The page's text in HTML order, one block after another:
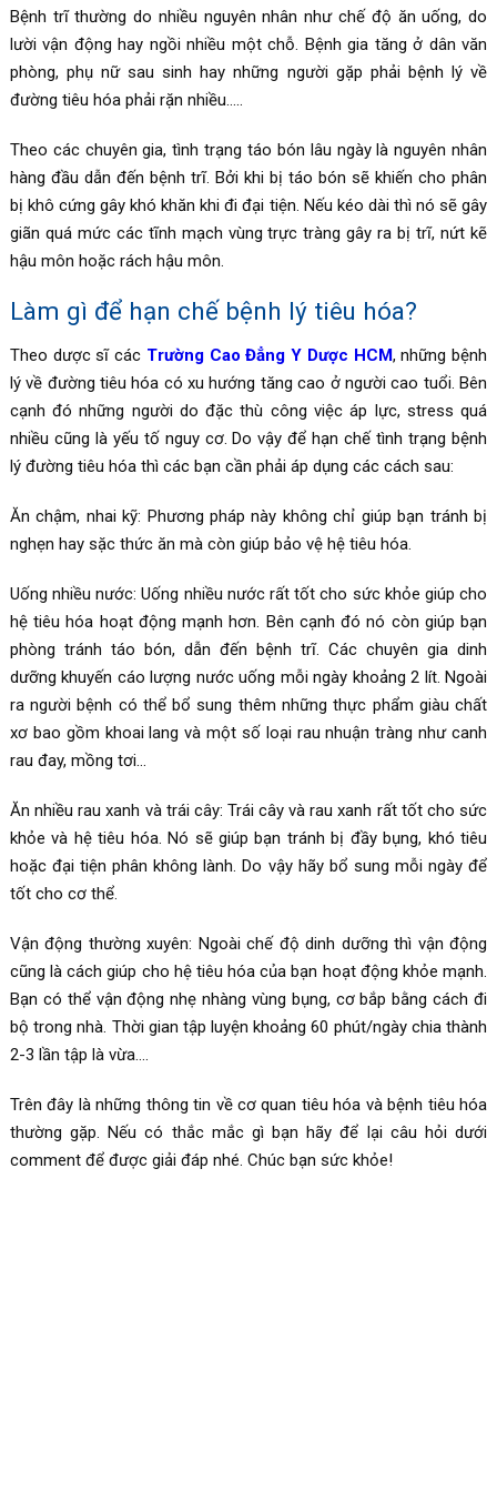
Bệnh trĩ thường do nhiều nguyên nhân như chế độ ăn uống, do
lười vận động hay ngồi nhiều một chỗ. Bệnh gia tăng ở dân văn
phòng, phụ nữ sau sinh hay những người gặp phải bệnh lý về
đường tiêu hóa phải rặn nhiều…..
Theo các chuyên gia, tình trạng táo bón lâu ngày là nguyên nhân
hàng đầu dẫn đến bệnh trĩ. Bởi khi bị táo bón sẽ khiến cho phân
bị khô cứng gây khó khăn khi đi đại tiện. Nếu kéo dài thì nó sẽ gây
giãn quá mức các tĩnh mạch vùng trực tràng gây ra bị trĩ, nứt kẽ
hậu môn hoặc rách hậu môn.
Làm gì để hạn chế bệnh lý tiêu hóa?
Theo dược sĩ các Trường Cao Đẳng Y Dược HCM, những bệnh
lý về đường tiêu hóa có xu hướng tăng cao ở người cao tuổi. Bên
cạnh đó những người do đặc thù công việc áp lực, stress quá
nhiều cũng là yếu tố nguy cơ. Do vậy để hạn chế tình trạng bệnh
lý đường tiêu hóa thì các bạn cần phải áp dụng các cách sau:
Ăn chậm, nhai kỹ: Phương pháp này không chỉ giúp bạn tránh bị
nghẹn hay sặc thức ăn mà còn giúp bảo vệ hệ tiêu hóa.
Uống nhiều nước: Uống nhiều nước rất tốt cho sức khỏe giúp cho
hệ tiêu hóa hoạt động mạnh hơn. Bên cạnh đó nó còn giúp bạn
phòng tránh táo bón, dẫn đến bệnh trĩ. Các chuyên gia dinh
dưỡng khuyến cáo lượng nước uống mỗi ngày khoảng 2 lít. Ngoài
ra người bệnh có thể bổ sung thêm những thực phẩm giàu chất
xơ bao gồm khoai lang và một số loại rau nhuận tràng như canh
rau đay, mồng tơi…
Ăn nhiều rau xanh và trái cây: Trái cây và rau xanh rất tốt cho sức
khỏe và hệ tiêu hóa. Nó sẽ giúp bạn tránh bị đầy bụng, khó tiêu
hoặc đại tiện phân không lành. Do vậy hãy bổ sung mỗi ngày để
tốt cho cơ thể.
Vận động thường xuyên: Ngoài chế độ dinh dưỡng thì vận động
cũng là cách giúp cho hệ tiêu hóa của bạn hoạt động khỏe mạnh.
Bạn có thể vận động nhẹ nhàng vùng bụng, cơ bắp bằng cách đi
bộ trong nhà. Thời gian tập luyện khoảng 60 phút/ngày chia thành
2-3 lần tập là vừa….
Trên đây là những thông tin về cơ quan tiêu hóa và bệnh tiêu hóa
thường gặp. Nếu có thắc mắc gì bạn hãy để lại câu hỏi dưới
comment để được giải đáp nhé. Chúc bạn sức khỏe!